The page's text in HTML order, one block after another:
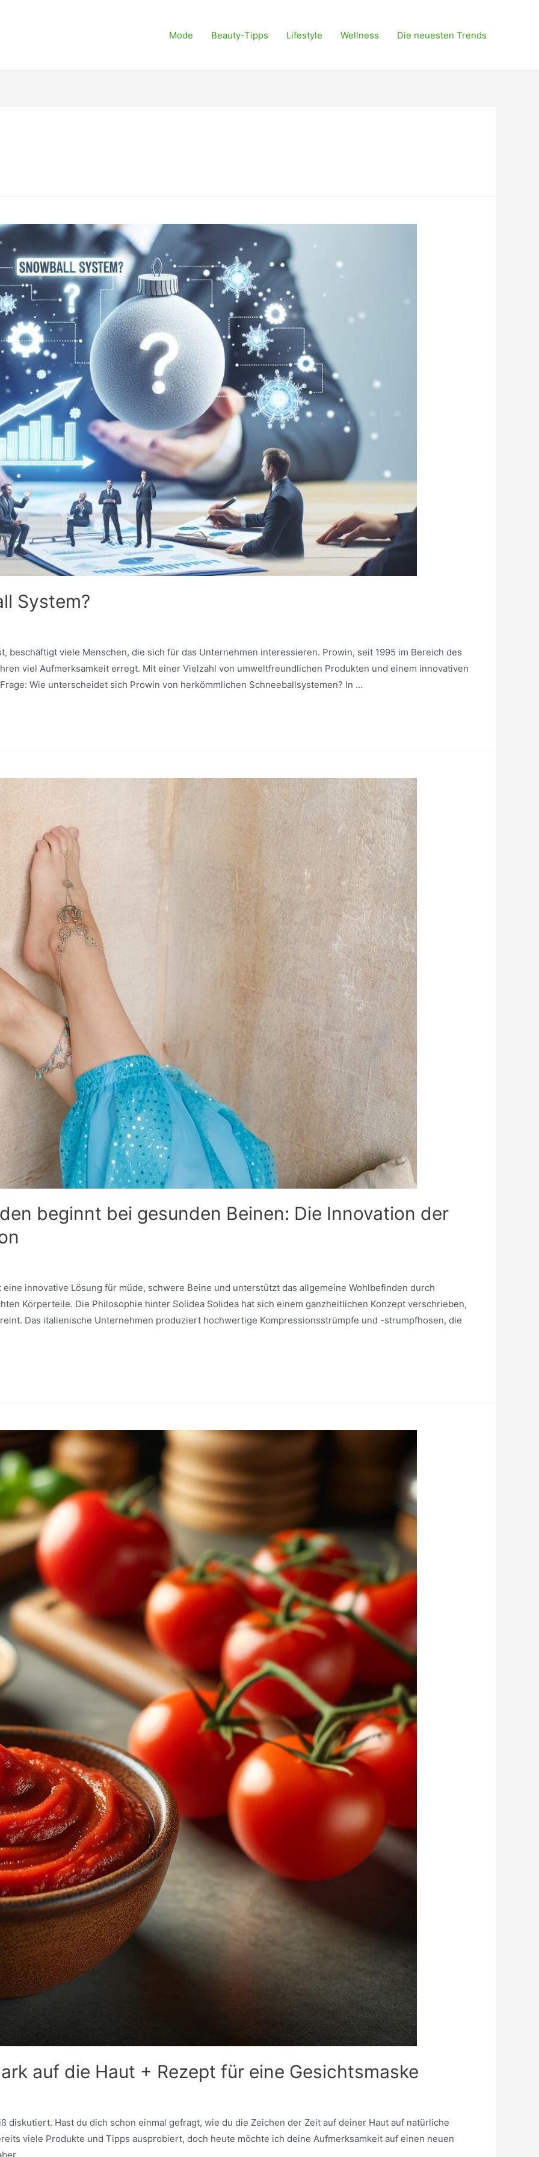
Mode Beauty-Tipps Lifestyle Wellness Die neuesten Trends
System?
beschäftigt viele Menschen, die sich für das Unternehmen interessieren. Prowin, seit 1995 im Bereich des
viel Aufmerksamkeit erregt. Mit einer Vielzahl von umweltfreundlichen Produkten und einem innovativen
Wie unterscheidet sich Prowin von herkömmlichen Schneeballsystemen? In …
beginnt bei gesunden Beinen: Die Innovation der
innovative Lösung für müde, schwere Beine und unterstützt das allgemeine Wohlbefinden durch
Körperteile. Die Philosophie hinter Solidea Solidea hat sich einem ganzheitlichen Konzept verschrieben,
Das italienische Unternehmen produziert hochwertige Kompressionsstrümpfe und -strumpfhosen, die
auf die Haut + Rezept für eine Gesichtsmaske
diskutiert. Hast du dich schon einmal gefragt, wie du die Zeichen der Zeit auf deiner Haut auf natürliche
viele Produkte und Tipps ausprobiert, doch heute möchte ich deine Aufmerksamkeit auf einen neuen
…